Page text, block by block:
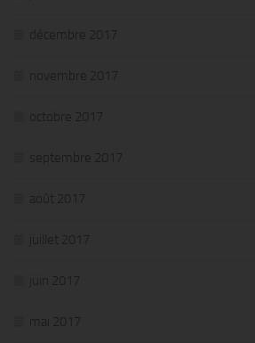
décembre 2017
novembre 2017
octobre 2017
septembre 2017
août 2017
juillet 2017
juin 2017
mai 2017